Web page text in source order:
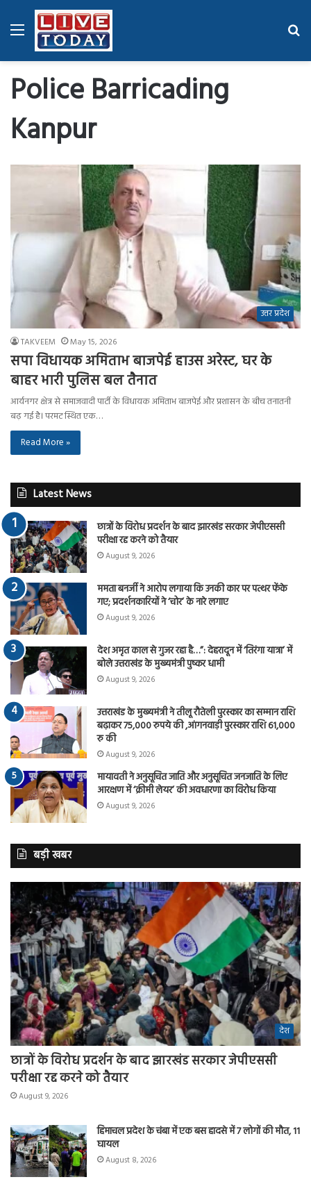
Menu
Police Barricading
Kanpur
उत्तर प्रदेश
TAKVEEM May 15, 2026
सपा विधायक अमिताभ बाजपेई हाउस अरेस्ट, घर के
बाहर भारी पुलिस बल तैनात
आर्यनगर क्षेत्र से समाजवादी पार्टी के विधायक अमिताभ बाजपेई और प्रशासन के बीच तनातनी
बढ़ गई है। परमट स्थित एक…
Read More »
Latest News
छात्रों के विरोध प्रदर्शन के बाद झारखंड सरकार जेपीएससी
परीक्षा रद्द करने को तैयार
August 9, 2026
ममता बनर्जी ने आरोप लगाया कि उनकी कार पर पत्थर फेंके
गए; प्रदर्शनकारियों ने ‘चोर’ के नारे लगाए
August 9, 2026
देश अमृत काल से गुजर रहा है…”: देहरादून में ‘तिरंगा यात्रा’ में
बोले उत्तराखंड के मुख्यमंत्री पुष्कर धामी
August 9, 2026
उत्तराखंड के मुख्यमंत्री ने तीलू रौतेली पुरस्कार का सम्मान राशि
बढ़ाकर 75,000 रुपये की ,आंगनवाड़ी पुरस्कार राशि 61,000
रु की
August 9, 2026
मायावती ने अनुसूचित जाति और अनुसूचित जनजाति के लिए
आरक्षण में ‘क्रीमी लेयर’ की अवधारणा का विरोध किया
August 9, 2026
बड़ी खबर
देश
छात्रों के विरोध प्रदर्शन के बाद झारखंड सरकार जेपीएससी
परीक्षा रद्द करने को तैयार
August 9, 2026
हिमाचल प्रदेश के चंबा में एक बस हादसे में 7 लोगों की मौत, 11
घायल
August 8, 2026